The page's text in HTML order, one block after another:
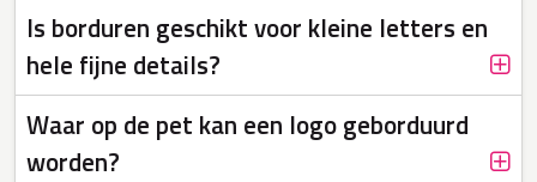
Is borduren geschikt voor kleine letters en
hele fijne details?
Waar op de pet kan een logo geborduurd
worden?